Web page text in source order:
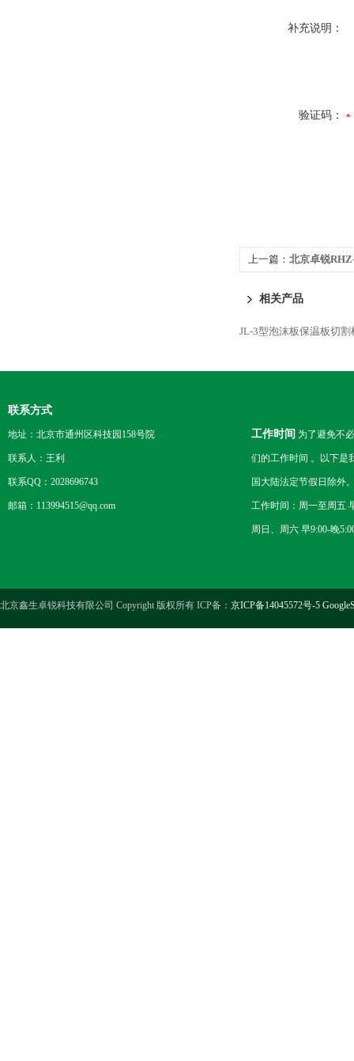
补充说明：
验证码：
上一篇： 北京卓锐
相关产品
JL-3型泡沫板保温板切割
联系方式
地址：北京市通州区科技园158号院
联系人：王利
联系QQ：2028696743
邮箱：113994515@qq.com
工作时间 为了避免不
们的工作时间 。以下是
国大陆法定节假日除外
工作时间：周一至周五
周日、周六 早9:00-晚
北京鑫生卓锐科技有限公司 Copyright 版权所有 ICP备： 京ICP备14045572号-5